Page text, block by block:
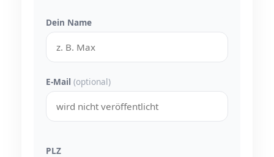
Dein Name
E-Mail (optional)
PLZ